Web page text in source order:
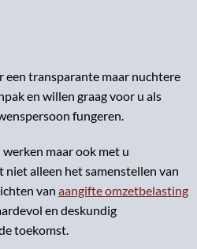
een transparante maar nuchtere
en willen graag voor u als
fungeren.
maar ook met u
alleen het samenstellen van
van aangifte omzetbelasting
en deskundig
toekomst.